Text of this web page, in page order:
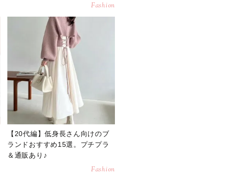
Fashion
【20代編】低身長さん向けのブ
ランドおすすめ15選。プチプラ
＆通販あり♪
Fashion